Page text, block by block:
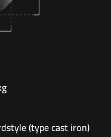
(type cast iron)